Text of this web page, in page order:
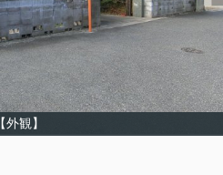
【外観】